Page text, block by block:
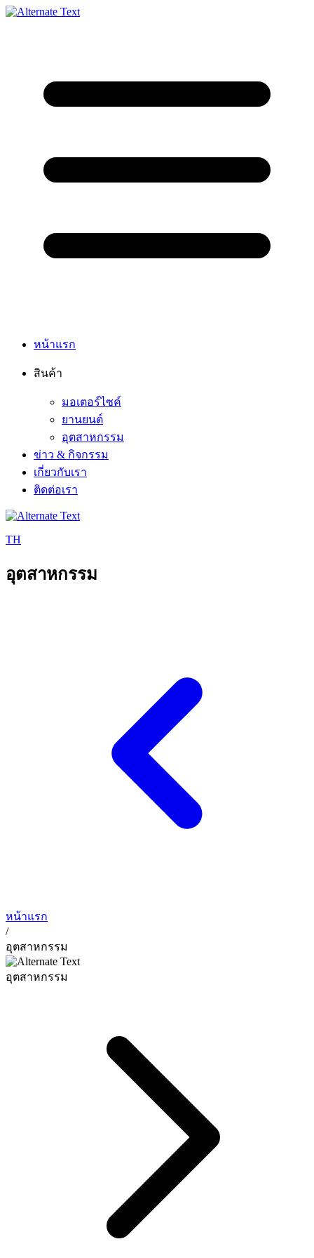
หน้าแรก
สินค้า
มอเตอร์ไซค์
ยานยนต์
อุตสาหกรรม
ข่าว & กิจกรรม
เกี่ยวกับเรา
ติดต่อเรา
TH
อุตสาหกรรม
หน้าแรก
/
อุตสาหกรรม
อุตสาหกรรม